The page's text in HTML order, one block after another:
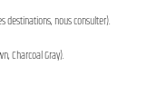
destinations, nous consulter).
Charcoal Gray).